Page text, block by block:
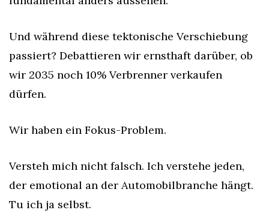
Und während diese tektonische Verschiebung
passiert? Debattieren wir ernsthaft darüber, ob
wir 2035 noch 10% Verbrenner verkaufen
dürfen.
Wir haben ein Fokus-Problem.
Versteh mich nicht falsch. Ich verstehe jeden,
der emotional an der Automobilbranche hängt.
Tu ich ja selbst.